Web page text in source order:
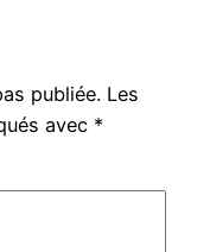
publiée. Les
avec *